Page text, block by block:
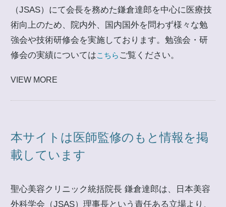
（JSAS）にて会長を務めた鎌倉達郎を中心に医療技
術向上のため、院内外、国内国外を問わず様々な勉
強会や技術研修会を実施しております。勉強会・研
修会の実績についてはこちら ご覧ください。
VIEW MORE
本サイトは医師監修のもと情報を掲
載しています
聖心美容クリニック統括院長 鎌倉達郎は、日本美容
外科学会（JSAS）理事長という責任ある立場より、